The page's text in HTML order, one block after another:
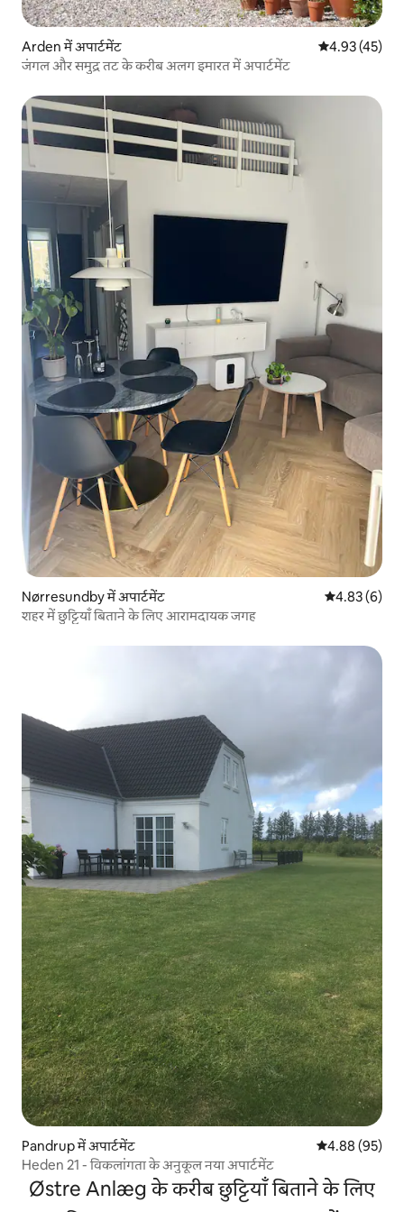
Arden में अपार्टमेंट औसत रेटिंग 5 में
4.93 (45)
जंगल और समुद्र तट के करीब अलग इमारत में अपार्टमेंट
Nørresundby में अपार्टमेंट औसत रेटिंग 5 में
4.83 (6)
शहर में छुट्टियाँ बिताने के लिए आरामदायक जगह
Pandrup में अपार्टमेंट औसत रेटिंग 5 में
4.88 (95)
Heden 21 - विकलांगता के अनुकूल नया अपार्टमेंट
Østre Anlæg के करीब छुट्टियाँ बिताने के लिए